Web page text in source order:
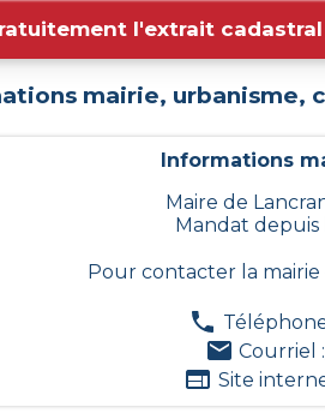
l'extrait
mairie, urbanisme,
Informations
Maire de
Mandat depuis
Pour contacter la mairie
Courriel :
Site